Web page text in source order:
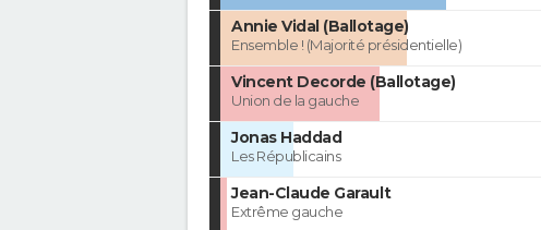
Annie Vidal (Ballotage)
Ensemble ! (Majorité présidentielle)
Vincent Decorde (Ballotage)
Union de la gauche
Jonas Haddad
Les Républicains
Jean-Claude Garault
Extrême gauche